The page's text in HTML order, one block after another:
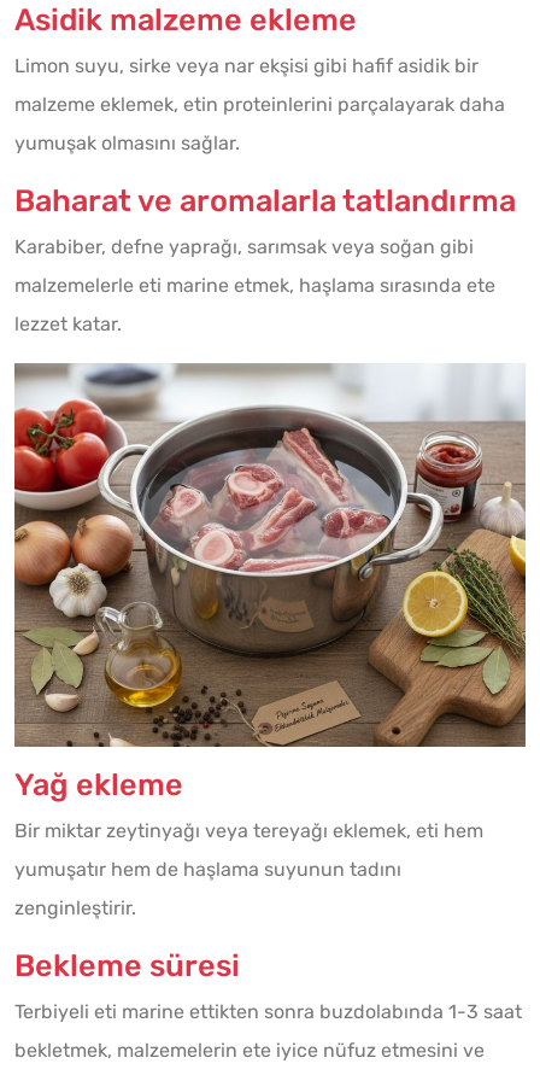
Asidik malzeme ekleme
Limon suyu, sirke veya nar ekşisi gibi hafif asidik bir
malzeme eklemek, etin proteinlerini parçalayarak daha
yumuşak olmasını sağlar.
Baharat ve aromalarla tatlandırma
Karabiber, defne yaprağı, sarımsak veya soğan gibi
malzemelerle eti marine etmek, haşlama sırasında ete
lezzet katar.
Yağ ekleme
Bir miktar zeytinyağı veya tereyağı eklemek, eti hem
yumuşatır hem de haşlama suyunun tadını
zenginleştirir.
Bekleme süresi
Terbiyeli eti marine ettikten sonra buzdolabında 1-3 saat
bekletmek, malzemelerin ete iyice nüfuz etmesini ve